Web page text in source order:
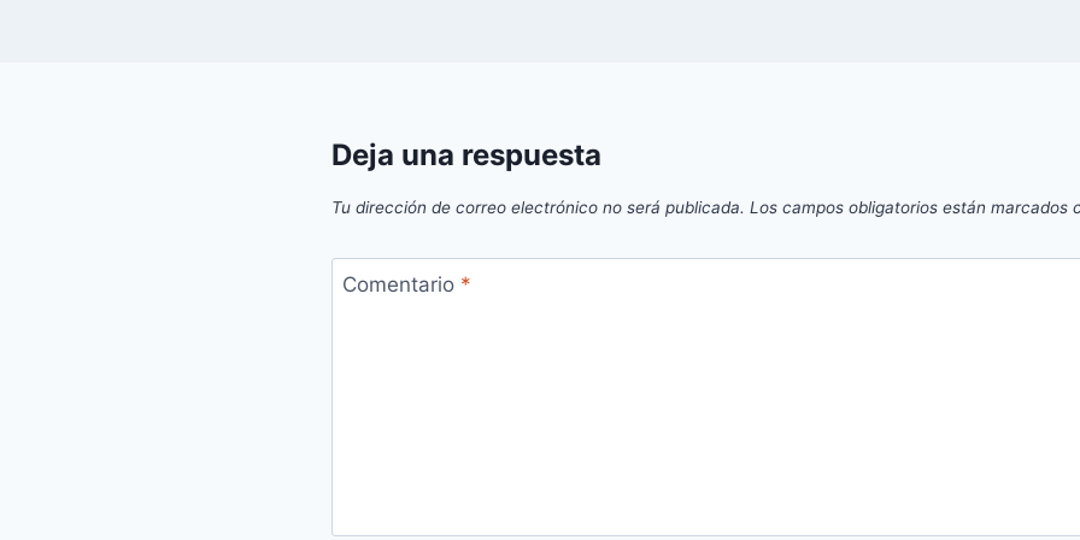
Deja una respuesta
Tu dirección de correo electrónico no será publicada. Los campos obligatorios están marcados
Comentario *